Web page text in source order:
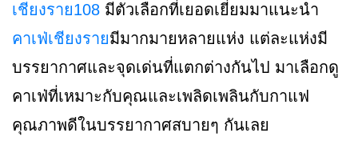
เชียงราย108 มีตัวเลือกที่เยอดเยี่ยมมาแนะนำ
คาเฟ่เชียงรายมีมากมายหลายแห่ง แต่ละแห่งมี
บรรยากาศและจุดเด่นที่แตกต่างกันไป มาเลือกดู
คาเฟ่ที่เหมาะกับคุณและเพลิดเพลินกับกาแฟ
คุณภาพดีในบรรยากาศสบายๆ กันเลย